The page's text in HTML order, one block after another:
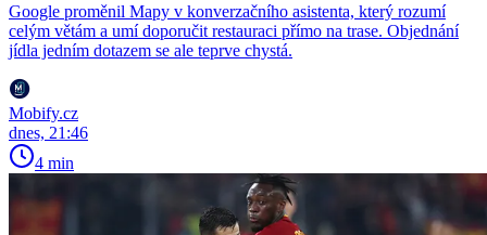
Google proměnil Mapy v konverzačního asistenta, který rozumí
celým větám a umí doporučit restauraci přímo na trase. Objednání
jídla jedním dotazem se ale teprve chystá.
Mobify.cz
dnes, 21:46
4 min